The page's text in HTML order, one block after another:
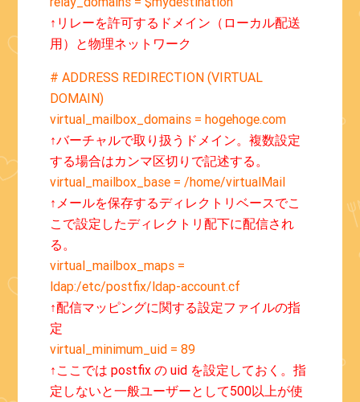
↑リレーを許可するドメイン（ローカル配送
用）と物理ネットワーク
# ADDRESS REDIRECTION (VIRTUAL
DOMAIN)
virtual_mailbox_domains = hogehoge.com
↑バーチャルで取り扱うドメイン。複数設定
する場合はカンマ区切りで記述する。
virtual_mailbox_base = /home/virtualMail
↑メールを保存するディレクトリベースでこ
こで設定したディレクトリ配下に配信され
る。
virtual_mailbox_maps =
ldap:/etc/postfix/ldap-account.cf
↑配信マッピングに関する設定ファイルの指
定
virtual_minimum_uid = 89
↑ここでは postfix の uid を設定しておく。指
定しないと一般ユーザーとして500以上が使